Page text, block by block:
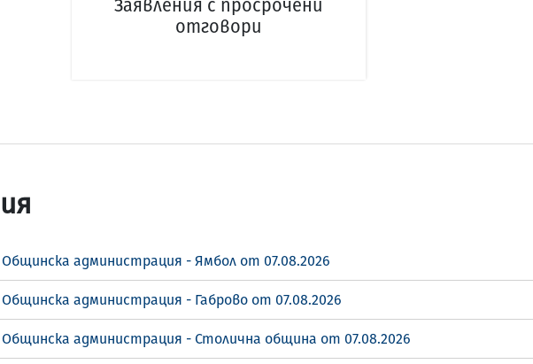
Заявления с просрочени
отговори
администрация - Ямбол от 07.08.2026
администрация - Габрово от 07.08.2026
администрация - Столична община от 07.08.2026